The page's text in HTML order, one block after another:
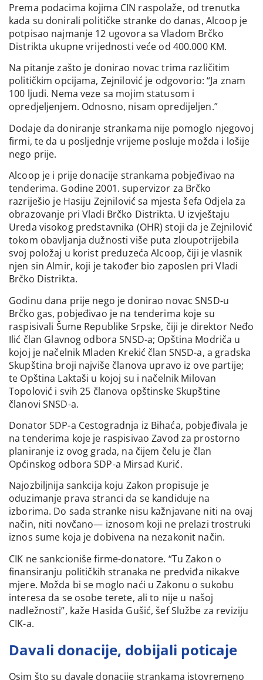
Prema podacima kojima CIN raspolaže, od trenutka
kada su donirali političke stranke do danas, Alcoop je
potpisao najmanje 12 ugovora sa Vladom Brčko
Distrikta ukupne vrijednosti veće od 400.000 KM.
Na pitanje zašto je donirao novac trima različitim
političkim opcijama, Zejnilović je odgovorio: “Ja znam
100 ljudi. Nema veze sa mojim statusom i
opredjeljenjem. Odnosno, nisam opredijeljen.”
Dodaje da doniranje strankama nije pomoglo njegovoj
firmi, te da u posljednje vrijeme posluje možda i lošije
nego prije.
Alcoop je i prije donacije strankama pobjeđivao na
tenderima. Godine 2001. supervizor za Brčko
razriješio je Hasiju Zejnilović sa mjesta šefa Odjela za
obrazovanje pri Vladi Brčko Distrikta. U izvještaju
Ureda visokog predstavnika (OHR) stoji da je Zejnilović
tokom obavljanja dužnosti više puta zloupotrijebila
svoj položaj u korist preduzeća Alcoop, čiji je vlasnik
njen sin Almir, koji je također bio zaposlen pri Vladi
Brčko Distrikta.
Godinu dana prije nego je donirao novac SNSD-u
Brčko gas, pobjeđivao je na tenderima koje su
raspisivali Šume Republike Srpske, čiji je direktor Neđo
Ilić član Glavnog odbora SNSD-a; Opština Modriča u
kojoj je načelnik Mladen Krekić član SNSD-a, a gradska
Skupština broji najviše članova upravo iz ove partije;
te Opština Laktaši u kojoj su i načelnik Milovan
Topolović i svih 25 članova opštinske Skupštine
članovi SNSD-a.
Donator SDP-a Cestogradnja iz Bihaća, pobjeđivala je
na tenderima koje je raspisivao Zavod za prostorno
planiranje iz ovog grada, na čijem čelu je član
Općinskog odbora SDP-a Mirsad Kurić.
Najozbiljnija sankcija koju Zakon propisuje je
oduzimanje prava stranci da se kandiduje na
izborima. Do sada stranke nisu kažnjavane niti na ovaj
način, niti novčano— iznosom koji ne prelazi trostruki
iznos sume koja je dobivena na nezakonit način.
CIK ne sankcioniše firme-donatore. “Tu Zakon o
finansiranju političkih stranaka ne predviđa nikakve
mjere. Možda bi se moglo naći u Zakonu o sukobu
interesa da se osobe terete, ali to nije u našoj
nadležnosti”, kaže Hasida Gušić, šef Službe za reviziju
CIK-a.
Davali donacije, dobijali poticaje
Osim što su davale donacije strankama istovremeno